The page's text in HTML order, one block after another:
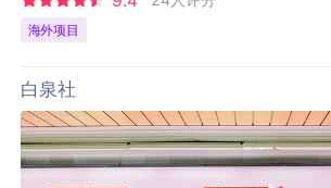
海外项目
白泉社